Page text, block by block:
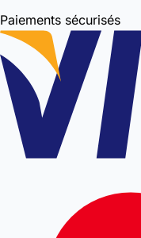
Paiements sécurisés